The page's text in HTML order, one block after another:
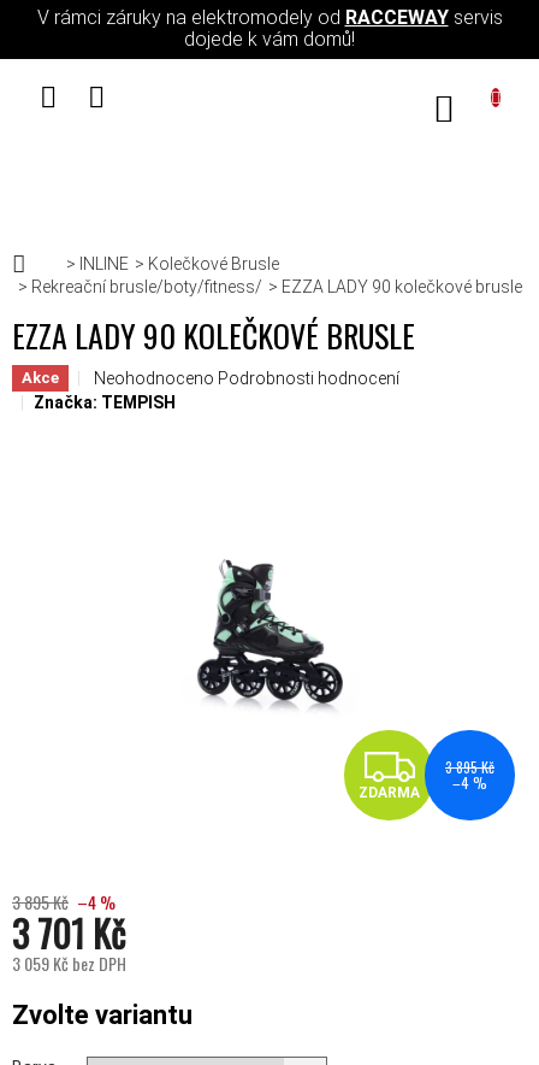
Přejít na obsah
V rámci záruky na elektromodely od RACCEWAYservis
dojede k vám domů!
DomůINLINE
Kolečkové Brusle
Rekreační brusle/boty/fitness/
EZZA LADY 90 kolečkové brusle
EZZA LADY 90 KOLEČKOVÉ BRUSLE
Akce Průměrné hodnocení produktu je 0,0 z 5 hvězdiček.
Neohodnoceno Podrobnosti hodnocení
Značka: TEMPISH
ZDARMA
3 895 Kč
–4 %
3 895 Kč –4 %
3 701 Kč
3 059 Kč bez DPH
Zvolte variantu